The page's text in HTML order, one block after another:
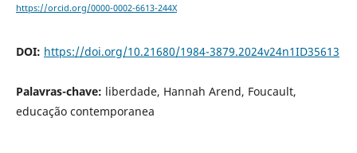
https://orcid.org/0000-0002-6613-244X
DOI: https://doi.org/10.21680/1984-3879.2024v24n1ID35613
Palavras-chave: liberdade, Hannah Arend, Foucault,
educação contemporanea